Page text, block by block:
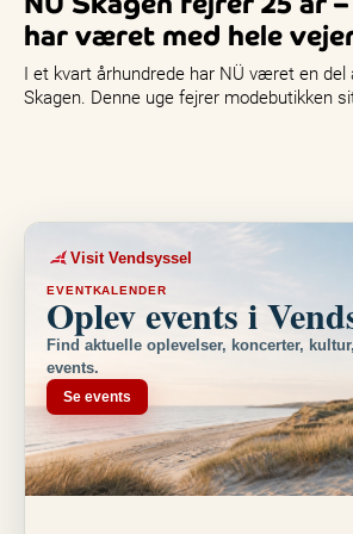
har været med hele
I et kvart århundrede har NÜ været en del
Skagen. Denne uge fejrer modebutikken
Visit Vendsyssel
EVENTKALENDER
Oplev events i
Find aktuelle oplevelser, koncerter,
events.
Se events